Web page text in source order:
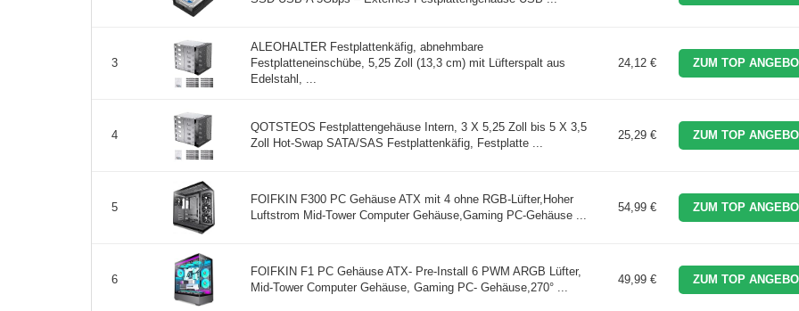
3
ALEOHALTER Festplattenkäfig, abnehmbare
Festplatteneinschübe, 5,25 Zoll (13,3 cm) mit Lüfterspalt aus
Edelstahl, ...
24,12 € ZUM TOP
4
QOTSTEOS Festplattengehäuse Intern, 3 X 5,25 Zoll bis 5 X 3,5
Zoll Hot-Swap SATA/SAS Festplattenkäfig, Festplatte ...
25,29 € ZUM TOP
5
FOIFKIN F300 PC Gehäuse ATX mit 4 ohne RGB-Lüfter,Hoher
Luftstrom Mid-Tower Computer Gehäuse,Gaming PC-Gehäuse ...
54,99 € ZUM TOP
6
FOIFKIN F1 PC Gehäuse ATX- Pre-Install 6 PWM ARGB Lüfter,
Mid-Tower Computer Gehäuse, Gaming PC- Gehäuse,270° ...
49,99 € ZUM TOP